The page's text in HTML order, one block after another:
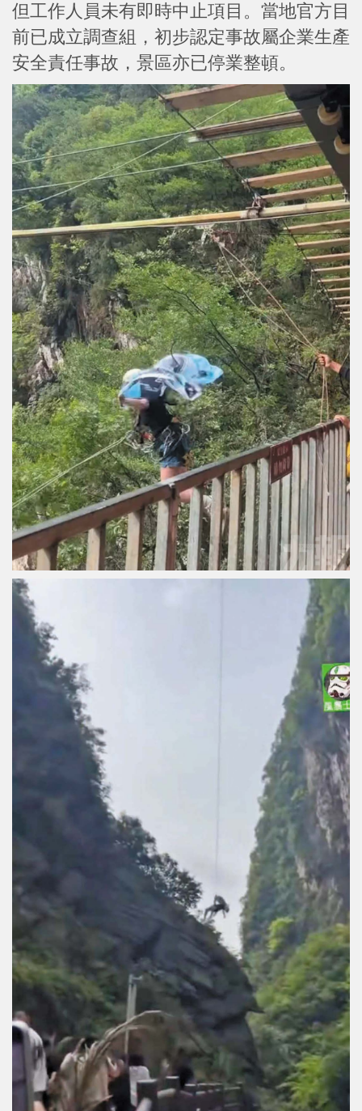
但工作人員未有即時中止項目。當地官方目
前已成立調查組，初步認定事故屬企業生產
安全責任事故，景區亦已停業整頓。